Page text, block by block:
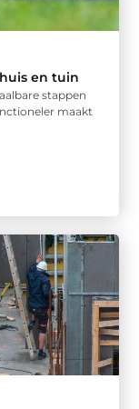
en tuin
stappen
maakt